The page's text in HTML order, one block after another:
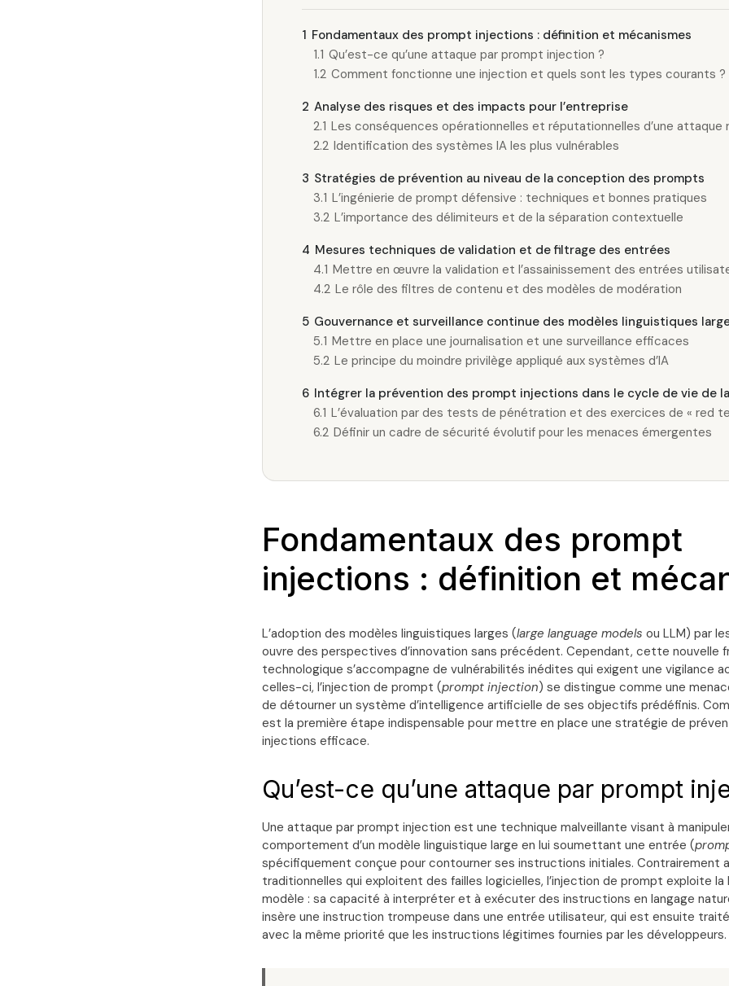
1 Fondamentaux des prompt injections : définition et mécanismes
1.1 Qu’est-ce qu’une attaque par prompt injection ?
1.2 Comment fonctionne une injection et quels sont les types courants ?
2 Analyse des risques et des impacts pour l’entreprise
2.1 Les conséquences opérationnelles et réputationnelles d’une attaque
2.2 Identification des systèmes IA les plus vulnérables
3 Stratégies de prévention au niveau de la conception des prompts
3.1 L’ingénierie de prompt défensive : techniques et bonnes pratiques
3.2 L’importance des délimiteurs et de la séparation contextuelle
4 Mesures techniques de validation et de filtrage des entrées
4.1 Mettre en œuvre la validation et l’assainissement des entrées
4.2 Le rôle des filtres de contenu et des modèles de modération
5 Gouvernance et surveillance continue des modèles linguistiques
5.1 Mettre en place une journalisation et une surveillance efficaces
5.2 Le principe du moindre privilège appliqué aux systèmes d’IA
6 Intégrer la prévention des prompt injections dans le cycle de vie de
6.1 L’évaluation par des tests de pénétration et des exercices de « red
6.2 Définir un cadre de sécurité évolutif pour les menaces émergentes
Fondamentaux des prompt
injections : définition et
L’adoption des modèles linguistiques larges (large language models ou LLM) par
ouvre des perspectives d’innovation sans précédent. Cependant, cette nouvelle
technologique s’accompagne de vulnérabilités inédites qui exigent une vigilance
celles-ci, l’injection de prompt (prompt injection) se distingue comme une
de détourner un système d’intelligence artificielle de ses objectifs prédéfinis.
est la première étape indispensable pour mettre en place une stratégie de
injections efficace.
Qu’est-ce qu’une attaque par prompt
Une attaque par prompt injection est une technique malveillante visant à
comportement d’un modèle linguistique large en lui soumettant une entrée (
spécifiquement conçue pour contourner ses instructions initiales. Contrairement
traditionnelles qui exploitent des failles logicielles, l’injection de prompt exploite la
modèle : sa capacité à interpréter et à exécuter des instructions en langage
insère une instruction trompeuse dans une entrée utilisateur, qui est ensuite
avec la même priorité que les instructions légitimes fournies par les développeurs.